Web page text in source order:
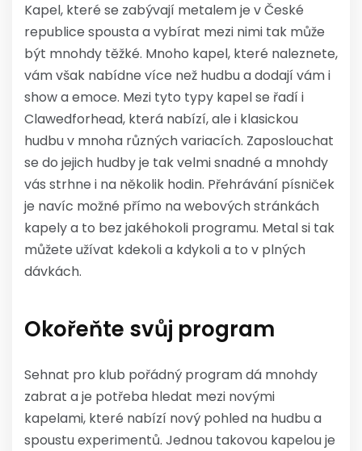
Kapel, které se zabývají metalem je v České
republice spousta a vybírat mezi nimi tak může
být mnohdy těžké. Mnoho kapel, které naleznete,
vám však nabídne více než hudbu a dodají vám i
show a emoce. Mezi tyto typy kapel se řadí i
Clawedforhead, která nabízí, ale i klasickou
hudbu v mnoha různých variacích. Zaposlouchat
se do jejich hudby je tak velmi snadné a mnohdy
vás strhne i na několik hodin. Přehrávání písniček
je navíc možné přímo na webových stránkách
kapely a to bez jakéhokoli programu. Metalsi tak
můžete užívat kdekoli a kdykoli a to v plných
dávkách.
Okořeňte svůj program
Sehnat pro klub pořádný program dá mnohdy
zabrat a je potřeba hledat mezi novými
kapelami, které nabízí nový pohled na hudbu a
spoustu experimentů. Jednou takovou kapelou je